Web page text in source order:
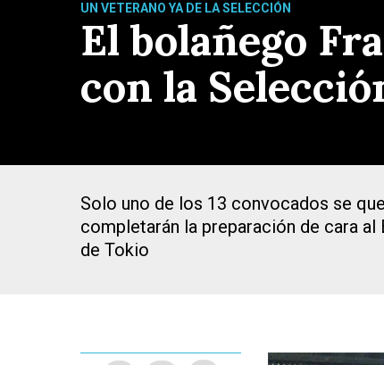
UN VETERANO YA DE LA SELECCIÓN
El bolañego
con la
Solo uno de los 13 convocados se
completarán la preparación de cara
de Tokio